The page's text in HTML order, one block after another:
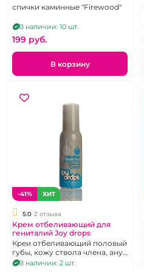
спички каминные "Firewood"
В наличии: 10 шт.
199 pуб.
В корзину
-41% ХИТ
5.0 2 отзыва
Крем отбеливающий для
гениталий Joy drops
Креи отбеливающий половый
губы, кожу ствола члена, анус
100 мл.
В наличии: 2 шт.